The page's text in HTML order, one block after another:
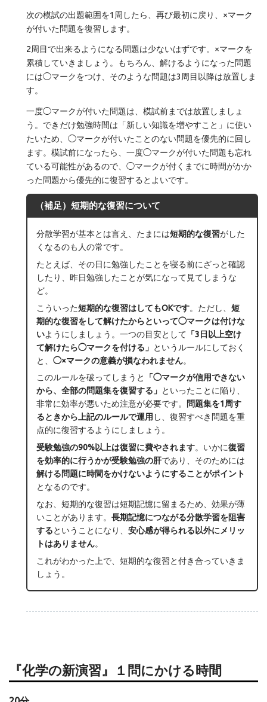
次の模試の出題範囲を1周したら、再び最初に戻り、×マーク
が付いた問題を復習します。
2周目で出来るようになる問題は少ないはずです。×マークを
累積していきましょう。もちろん、解けるようになった問題
には◯マークをつけ、そのような問題は3周目以降は放置しま
す。
一度◯マークが付いた問題は、模試前までは放置しましょ
う。できだけ勉強時間は「新しい知識を増やすこと」に使い
たいため、◯マークが付いたことのない問題を優先的に回し
ます。模試前になったら、一度◯マークが付いた問題も忘れ
ている可能性があるので、◯マークが付くまでに時間がかか
った問題から優先的に復習するとよいです。
（補足）短期的な復習について
分散学習が基本とは言え、たまには短期的な復習がした
くなるのも人の常です。
たとえば、その日に勉強したことを寝る前にざっと確認
したり、昨日勉強したことが気になって見てしまうな
ど。
こういった短期的な復習はしてもOKです。ただし、短
期的な復習をして解けたからといって◯マークは付けな
いようにしましょう。一つの目安として 「3日以上空け
て解けたら◯マークを付ける」 というルールにしておく
と、◯×マークの意義が損なわれません。
このルールを破ってしまうと
「◯マークが信用できない
から、全部の問題集を復習する」 といったことに陥り、
非常に効率が悪いため注意が必要です。
問題集を1周す
るときから上記のルールで運用 し、復習すべき問題を重
点的に復習するようにしましょう。
受験勉強の90%以上は復習に費やされます。いかに復習
を効率的に行うかが受験勉強の肝であり、そのためには
解ける問題に時間をかけないようにすることがポイント
となるのです。
なお、短期的な復習は短期記憶に留まるため、効果が薄
いことがあります。長期記憶につながる分散学習を阻害
するということになり、安心感が得られる以外にメリッ
トはありません。
これがわかった上で、短期的な復習と付き合っていきま
しょう。
『化学の新演習』１問にかける時間